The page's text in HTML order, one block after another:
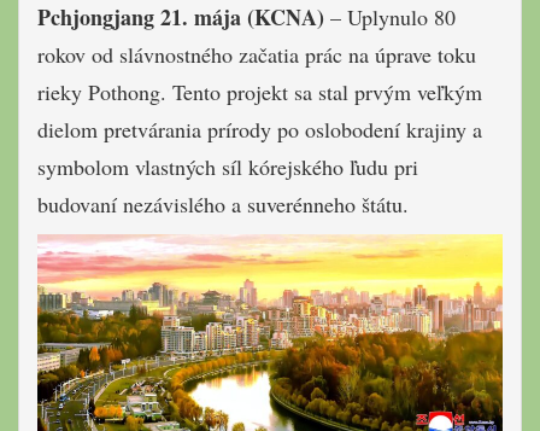
Pchjongjang 21. mája (KCNA) – Uplynulo 80
rokov od slávnostného začatia prác na úprave toku
rieky Pothong. Tento projekt sa stal prvým veľkým
dielom pretvárania prírody po oslobodení krajiny a
symbolom vlastných síl kórejského ľudu pri
budovaní nezávislého a suverénneho štátu.